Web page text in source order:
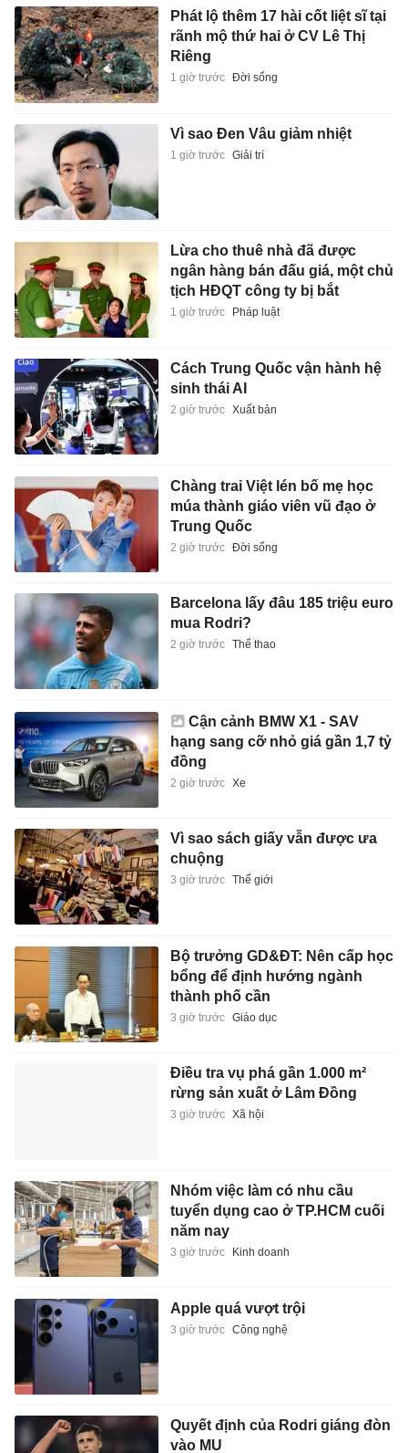
Phát lộ thêm 17 hài cốt liệt sĩ tại
rãnh mộ thứ hai ở CV Lê Thị
Riêng
1 giờ trước Đời sống
Vì sao Đen Vâu giảm nhiệt
1 giờ trước Giải trí
Lừa cho thuê nhà đã được
ngân hàng bán đấu giá, một chủ
tịch HĐQT công ty bị bắt
1 giờ trước Pháp luật
Cách Trung Quốc vận hành hệ
sinh thái AI
2 giờ trước Xuất bản
Chàng trai Việt lén bố mẹ học
múa thành giáo viên vũ đạo ở
Trung Quốc
2 giờ trước Đời sống
Barcelona lấy đâu 185 triệu euro
mua Rodri?
2 giờ trước Thể thao
Cận cảnh BMW X1 - SAV
hạng sang cỡ nhỏ giá gần 1,7 tỷ
đồng
2 giờ trước Xe
Vì sao sách giấy vẫn được ưa
chuộng
3 giờ trước Thế giới
Bộ trưởng GD&ĐT: Nên cấp học
bổng để định hướng ngành
thành phố cần
3 giờ trước Giáo dục
Điều tra vụ phá gần 1.000 m²
rừng sản xuất ở Lâm Đồng
3 giờ trước Xã hội
Nhóm việc làm có nhu cầu
tuyển dụng cao ở TP.HCM cuối
năm nay
3 giờ trước Kinh doanh
Apple quá vượt trội
3 giờ trước Công nghệ
Quyết định của Rodri giáng đòn
vào MU